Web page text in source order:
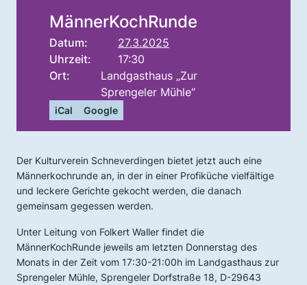
MännerKochRunde
Datum:
27.3.2025
Uhrzeit:
17:30
Ort:
Landgasthaus „Zur
Sprengeler Mühle“
iCal Google
Der Kulturverein Schneverdingen bietet jetzt auch eine
Männerkochrunde an, in der in einer Profiküche vielfältige
und leckere Gerichte gekocht werden, die danach
gemeinsam gegessen werden.
Unter Leitung von Folkert Waller findet die
MännerKochRunde jeweils am letzten Donnerstag des
Monats in der Zeit vom 17:30-21:00h im Landgasthaus zur
Sprengeler Mühle, Sprengeler Dorfstraße 18, D-29643